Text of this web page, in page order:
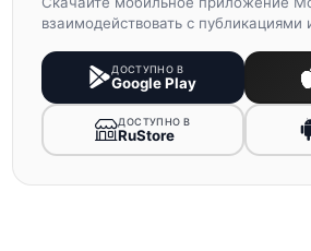
взаимодействовать с публикациями
ДОСТУПНО В
Google Play
ДОСТУПНО В
RuStore